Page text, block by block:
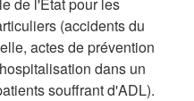
(accidents du
actes de prévention
dans un
souffrant d'ADL).